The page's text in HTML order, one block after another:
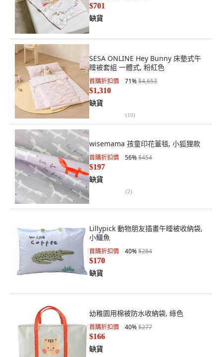
$701
缺貨
SESA ONLINE Hey Bunny 床墊式午
睡被套組 一體式, 粉紅色
首購折扣價 71%$4,653
$1,310
缺貨
(10)
wisemama 孩童印花蓋毯, 小狐狸款
首購折扣價 56%$454
$197
缺貨
(2)
Lillypick 動物朋友插畫午睡被收納袋,
小鱷魚
首購折扣價 40%$284
$170
缺貨
幼稚園用棉被防水收納袋, 綠色
首購折扣價 40%$277
$166
缺貨